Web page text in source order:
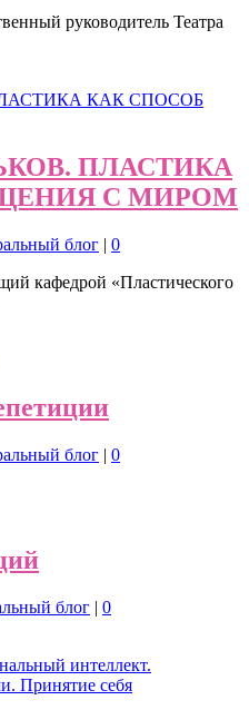
руководитель Театра
ПЛАСТИКА
С МИРОМ
блог | 0
кафедрой «Пластического
блог | 0
блог | 0